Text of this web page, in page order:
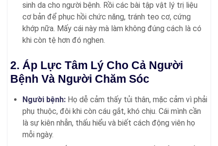
sinh da cho người bệnh. Rồi các bài tập vật lý trị liệu
cơ bản để phục hồi chức năng, tránh teo cơ, cứng
khớp nữa. Mấy cái này mà làm không đúng cách là có
khi còn tệ hơn đó nghen.
2. Áp Lực Tâm Lý Cho Cả Người
Bệnh Và Người Chăm Sóc
Người bệnh: Họ dễ cảm thấy tủi thân, mặc cảm vì phải
phụ thuộc, đôi khi còn cáu gắt, khó chịu. Cái mình cần
là sự kiên nhẫn, thấu hiểu và biết cách động viên họ
mỗi ngày.